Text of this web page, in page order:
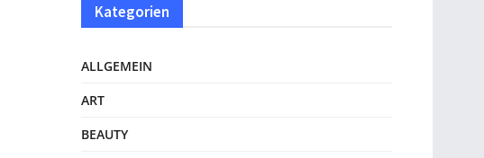
Kategorien
ALLGEMEIN
ART
BEAUTY